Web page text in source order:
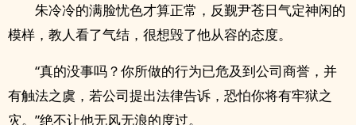
朱冷冷的满脸忧色才算正常，反觐尹苍日气定神闲的
模样，教人看了气结，很想毁了他从容的态度。
“真的没事吗？你所做的行为已危及到公司商誉，并
有触法之虞，若公司提出法律告诉，恐怕你将有牢狱之
灾。”绝不让他无风无浪的度过。